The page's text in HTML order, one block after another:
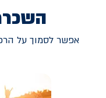
אפשר לסמוך על